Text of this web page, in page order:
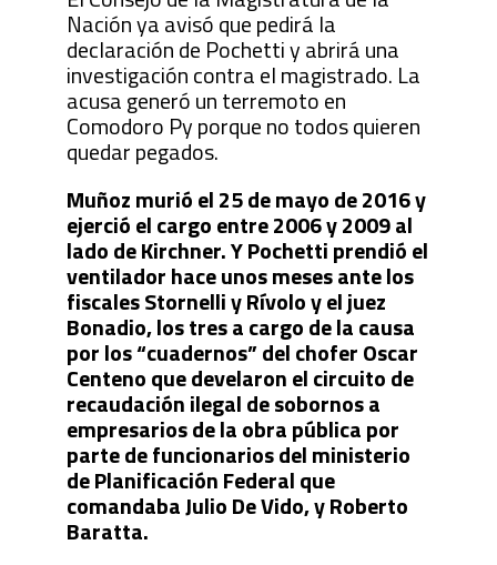
Nación ya avisó que pedirá la
declaración de Pochetti y abrirá una
investigación contra el magistrado. La
acusa generó un terremoto en
Comodoro Py porque no todos quieren
quedar pegados.
Muñoz murió el 25 de mayo de 2016 y
ejerció el cargo entre 2006 y 2009 al
lado de Kirchner. Y Pochetti prendió el
ventilador hace unos meses ante los
fiscales Stornelli y Rívolo y el juez
Bonadio, los tres a cargo de la causa
por los “cuadernos” del chofer Oscar
Centeno que develaron el circuito de
recaudación ilegal de sobornos a
empresarios de la obra pública por
parte de funcionarios del ministerio
de Planificación Federal que
comandaba Julio De Vido, y Roberto
Baratta.